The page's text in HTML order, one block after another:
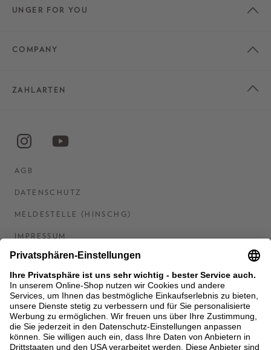
UNGER FOR YOU
COMPANY
ZAHLARTEN
AGB
DATENSCHUTZ
MELDESTELLE (HINSCHG)
IMPRESSUM
BARRIEREFREIHEITSERKLÄRUNG
KONTAKT
COOKIES
MEN'S WORLD: BRAUN HAMBURG